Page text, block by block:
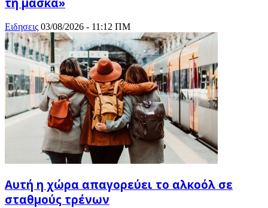
Ειδησεις 03/08/2026 - 11:12 ΠΜ
Αυτή η χώρα απαγορεύει το αλκοόλ σε
σταθμούς τρένων